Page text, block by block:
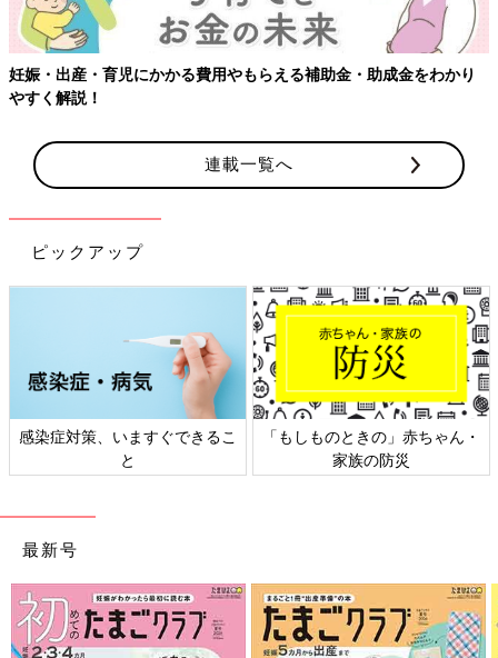
をわかり 【ワクチン接種できるものも】妊婦の感染症対策、知
連載一覧へ
ピックアップ
」赤ちゃん・
日本外来小児科学会リーフレッ
六星占術 細木か
最新号